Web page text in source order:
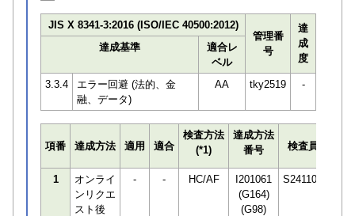
JIS X 8341-3:2016 (ISO/IEC 40500:2012)
管理番
号
達
成
度
達成基準
適合レ
ベル
3.3.4
エラー回避 (法的、金
融、データ)
AA tky2519 -
項番 達成方法 適用 適合
検査方法
(*1)
達成方法
番号
検査員
1
オンライ
ンリクエ
スト後
- - HC/AF
I201061
(G164)
(G98)
S241100